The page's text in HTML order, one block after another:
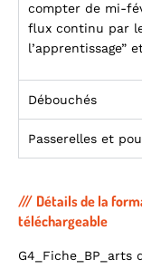
compter de mi-
flux continu par
l’apprentissage”
Débouchés
Passerelles et
Détails de la
téléchargeable
G4_Fiche_BP_arts